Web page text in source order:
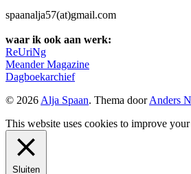
spaanalja57(at)gmail.com
waar ik ook aan werk:
ReUriNg
Meander Magazine
Dagboekarchief
© 2026 Alja Spaan. Thema doorAnders
This website uses cookies to improve
Sluiten